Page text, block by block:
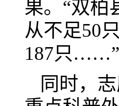
果。“双柏
从不足50
187只……”
同时，